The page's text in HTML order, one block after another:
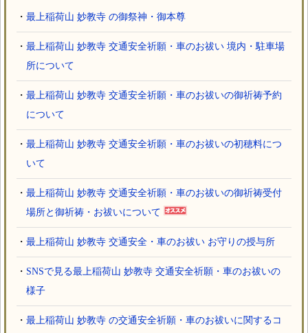
・ 最上稲荷山 妙教寺 の御祭神・御本尊
・ 最上稲荷山 妙教寺 交通安全祈願・車のお祓い 境内・駐車場
所について
・ 最上稲荷山 妙教寺 交通安全祈願・車のお祓いの御祈祷予約
について
・ 最上稲荷山 妙教寺 交通安全祈願・車のお祓いの初穂料につ
いて
・ 最上稲荷山 妙教寺 交通安全祈願・車のお祓いの御祈祷受付
場所と御祈祷・お祓いについて
・ 最上稲荷山 妙教寺 交通安全・車のお祓い お守りの授与所
・ SNSで見る最上稲荷山 妙教寺 交通安全祈願・車のお祓いの
様子
・ 最上稲荷山 妙教寺 の交通安全祈願・車のお祓いに関するコ